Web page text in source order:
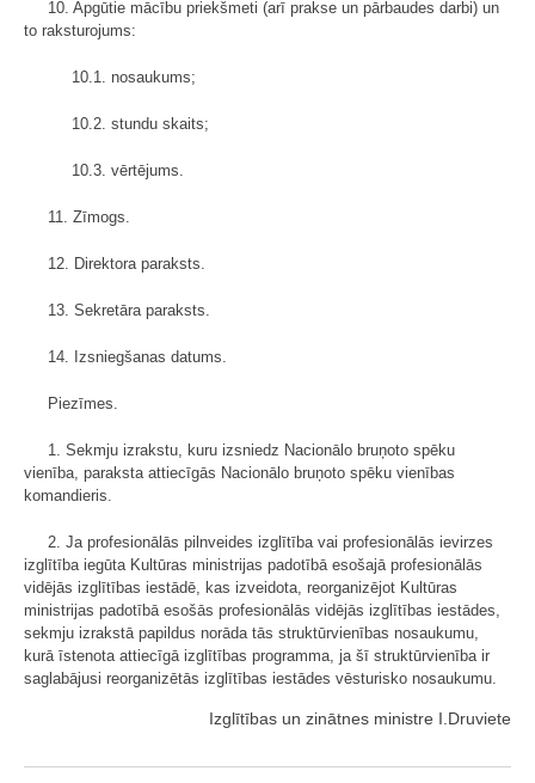
10. Apgūtie mācību priekšmeti (arī prakse un pārbaudes darbi) un
to raksturojums:
10.1. nosaukums;
10.2. stundu skaits;
10.3. vērtējums.
11. Zīmogs.
12. Direktora paraksts.
13. Sekretāra paraksts.
14. Izsniegšanas datums.
Piezīmes.
1. Sekmju izrakstu, kuru izsniedz Nacionālo bruņoto spēku
vienība, paraksta attiecīgās Nacionālo bruņoto spēku vienības
komandieris.
2. Ja profesionālās pilnveides izglītība vai profesionālās ievirzes
izglītība iegūta Kultūras ministrijas padotībā esošajā profesionālās
vidējās izglītības iestādē, kas izveidota, reorganizējot Kultūras
ministrijas padotībā esošās profesionālās vidējās izglītības iestādes,
sekmju izrakstā papildus norāda tās struktūrvienības nosaukumu,
kurā īstenota attiecīgā izglītības programma, ja šī struktūrvienība ir
saglabājusi reorganizētās izglītības iestādes vēsturisko nosaukumu.
Izglītības un zinātnes ministre I.Druviete